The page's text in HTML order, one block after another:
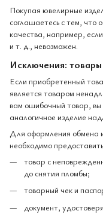
Покупая ювелирные
соглашаетесь с тем, что
качества, например,
и т. д., невозможен.
Исключения:
Если приобретенный
является товаром
вам ошибочный товар, вы
аналогичное изделие
Для оформления обмена
необходимо
товар с
до снятия пломбы;
товарный чек и
документ,